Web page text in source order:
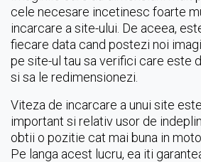
cele necesare incetinesc foarte
incarcare a site-ului. De aceea,
fiecare data cand postezi noi
pe site-ul tau sa verifici care este
si sa le redimensionezi.
Viteza de incarcare a unui site
important si relativ usor de
obtii o pozitie cat mai buna in
Pe langa acest lucru, ea iti